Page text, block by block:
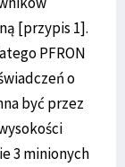
[przypis 1].
PFRON
o
być przez
3 minionych